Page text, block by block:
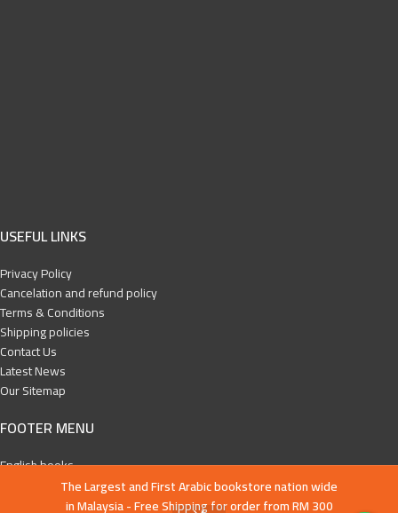
The Largest and First Arabic bookstore nation wide
in Malaysia - Free Shipping for order from RM 300
USEFUL LINKS
Privacy Policy
Cancelation and refund policy
Terms & Conditions
Shipping policies
Contact Us
Latest News
Our Sitemap
FOOTER MENU
English books
Islamic History
Education and Da’wa